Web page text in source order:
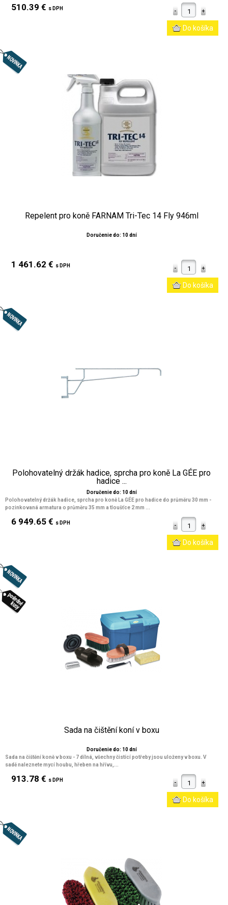
510.39 € s DPH
Repelent pro koně FARNAM Tri-Tec 14 Fly 946ml
Doručenie do: 10 dní
1 461.62 € s DPH
Polohovatelný držák hadice, sprcha pro koně La GÉE pro
hadice ...
Doručenie do: 10 dní
Polohovatelný držák hadice, sprcha pro koně La GÉE pro hadice do průměru 30 mm -
pozinkovaná armatura o průměru 35 mm a tloušťce 2 mm ...
6 949.65 € s DPH
Sada na čištění koní v boxu
Doručenie do: 10 dní
Sada na čištění koně v boxu - 7 dílná, všechny čistící potřeby jsou uloženy v boxu. V
sadě naleznete mycí houbu, hřeben na hřívu,...
913.78 € s DPH